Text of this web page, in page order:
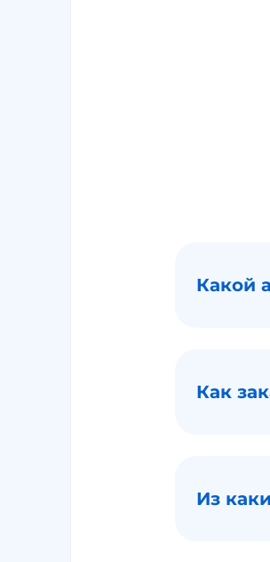
Какой
Как
Из